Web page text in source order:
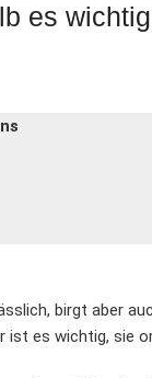
es
birgt aber
es wichtig, sie